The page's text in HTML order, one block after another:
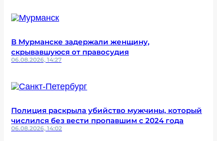
В Мурманске задержали женщину,
скрывавшуюся от правосудия
06.08.2026, 14:27
Полиция раскрыла убийство мужчины, который
числился без вести пропавшим с 2024 года
06.08.2026, 14:02